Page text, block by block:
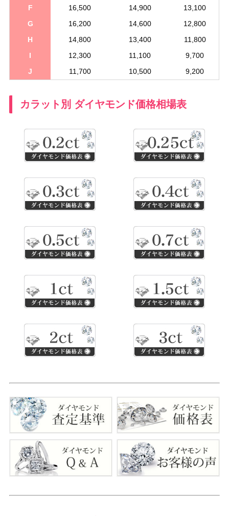
F
16,500 14,900
13,100
G
16,200 14,600
12,800
H
14,800 13,400
11,800
I
12,300 11,100
9,700
J
11,700 10,500 9,200
カラット別 ダイヤモンド価格相場表